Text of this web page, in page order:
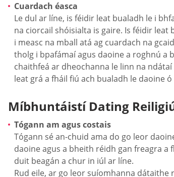
Cuardach éasca
Le dul ar líne, is féidir leat bualadh le i
na ciorcail shóisialta is gaire. Is féidir
i measc na mball atá ag cuardach na
tholg i bpafámaí agus daoine a roghnú a
chaithfeá ar dheochanna le linn na
leat grá a fháil fiú ach bualadh le daoine
Míbhuntáistí Dating
Tógann am agus costais
Tógann sé an-chuid ama do go leor
daoine agus a bheith réidh gan freagra
duit beagán a chur in iúl ar líne.
Rud eile, ar go leor suíomhanna